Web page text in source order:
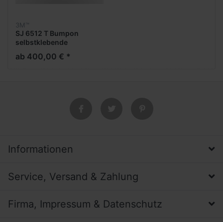
3M™
SJ 6512 T Bumpon
selbstklebende
Elastikpuffer
ab 400,00 € *
Informationen
Service, Versand & Zahlung
Firma, Impressum & Datenschutz